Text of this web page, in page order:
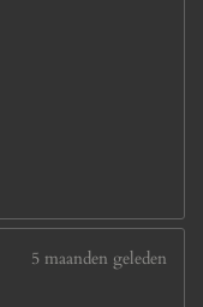
5 maanden geleden